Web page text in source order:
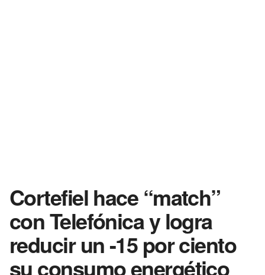
Cortefiel hace “match”
con Telefónica y logra
reducir un -15 por ciento
su consumo energético